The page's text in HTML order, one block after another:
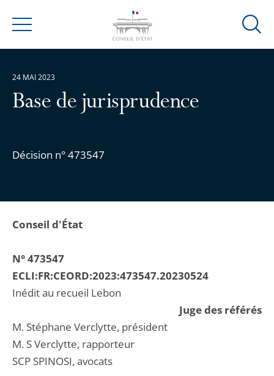
Menu
Ouvrir
Base de jurisprudence
Décision n° 473547
24 MAI 2023
Conseil d'État
N° 473547
ECLI:FR:CEORD:2023:473547.20230524
Inédit au recueil Lebon
Juge des référés
M. Stéphane Verclytte, président
M. S Verclytte, rapporteur
SCP SPINOSI, avocats